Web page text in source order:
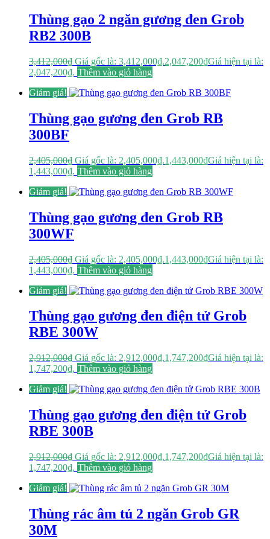
Thùng gạo 2 ngăn gương đen Grob
RB2 300B
3,412,000₫ Giá gốc là: 3,412,000₫.2,047,200₫Giá hiện tại là:
2,047,200₫. Thêm vào giỏ hàng
Giảm giá!
Thùng gạo gương đen Grob RB
300BF
2,405,000₫ Giá gốc là: 2,405,000₫.1,443,000₫Giá hiện tại là:
1,443,000₫. Thêm vào giỏ hàng
Giảm giá!
Thùng gạo gương đen Grob RB
300WF
2,405,000₫ Giá gốc là: 2,405,000₫.1,443,000₫Giá hiện tại là:
1,443,000₫. Thêm vào giỏ hàng
Giảm giá!
Thùng gạo gương đen điện tử Grob
RBE 300W
2,912,000₫ Giá gốc là: 2,912,000₫.1,747,200₫Giá hiện tại là:
1,747,200₫. Thêm vào giỏ hàng
Giảm giá!
Thùng gạo gương đen điện tử Grob
RBE 300B
2,912,000₫ Giá gốc là: 2,912,000₫.1,747,200₫Giá hiện tại là:
1,747,200₫. Thêm vào giỏ hàng
Giảm giá!
Thùng rác âm tủ 2 ngăn Grob GR
30M